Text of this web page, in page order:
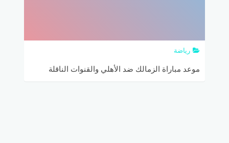
رياضة
موعد مباراة الزمالك ضد الأهلي والقنوات الناقلة